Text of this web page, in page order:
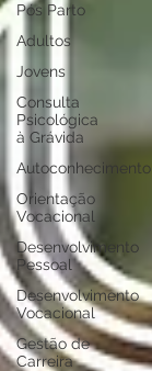
Pós Parto
Adultos
Jovens
Consulta
Psicológica
à Grávida
Autoconhecimento
Orientação
Vocacional
Desenvolvimento
Pessoal
Desenvolvimento
Vocacional
Gestão de
Carreira